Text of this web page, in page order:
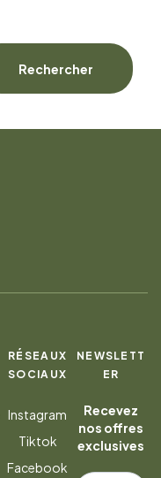
RÉSEAUX
SOCIAUX
Instagram
Tiktok
Facebook
NEWSLETT
ER
Recevez
nos offres
exclusives